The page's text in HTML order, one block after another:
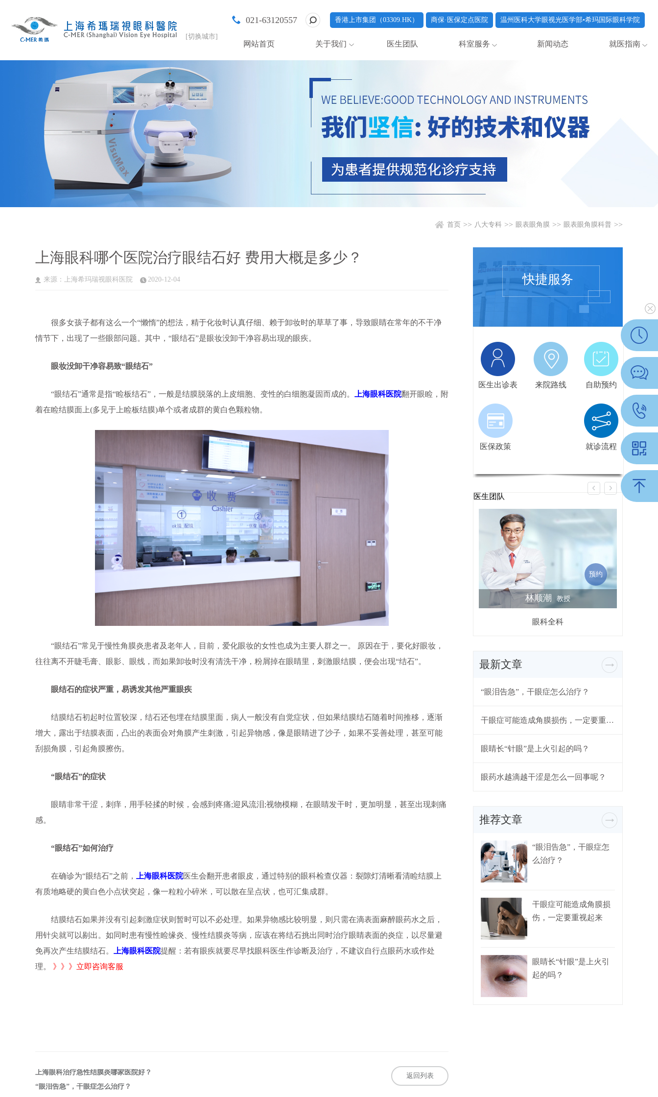
[切换城市]
021-63120557 香港上市集团（03309.HK） 商保·医保定点医院 温州医科大学眼视光医学部•希玛国际眼科学院
网站首页 关于我们 医生团队 科室服务 新闻动态 就医指南
首页 >> 八大专科 >> 眼表眼角膜 >> 眼表眼角膜科普 >>
上海眼科哪个医院治疗眼结石好 费用大概是多少？
来源：上海希玛瑞视眼科医院 2020-12-04
很多女孩子都有这么一个“懒惰”的想法，精于化妆时认真仔细、赖于卸妆时的草草了事，导致眼睛在常年的不干净
情节下，出现了一些眼部问题。其中，“眼结石”是眼妆没卸干净容易出现的眼疾。
眼妆没卸干净容易致“眼结石”
“眼结石”通常是指“睑板结石”，一般是结膜脱落的上皮细胞、变性的白细胞凝固而成的。 上海眼科医院翻开眼睑，附
着在睑结膜面上(多见于上睑板结膜)单个或者成群的黄白色颗粒物。
“眼结石”常见于慢性角膜炎患者及老年人，目前，爱化眼妆的女性也成为主要人群之一。 原因在于，要化好眼妆，
往往离不开睫毛膏、眼影、眼线，而如果卸妆时没有清洗干净，粉屑掉在眼睛里，刺激眼结膜，便会出现“结石”。
眼结石的症状严重，易诱发其他严重眼疾
结膜结石初起时位置较深，结石还包埋在结膜里面，病人一般没有自觉症状，但如果结膜结石随着时间推移，逐渐
增大，露出于结膜表面，凸出的表面会对角膜产生刺激，引起异物感，像是眼睛进了沙子，如果不妥善处理，甚至可能
刮损角膜，引起角膜擦伤。
“眼结石”的症状
眼睛非常干涩，刺痒，用手轻揉的时候，会感到疼痛;迎风流泪;视物模糊，在眼睛发干时，更加明显，甚至出现刺痛
感。
“眼结石”如何治疗
在确诊为“眼结石”之前， 上海眼科医院医生会翻开患者眼皮，通过特别的眼科检查仪器：裂隙灯清晰看清睑结膜上
有质地略硬的黄白色小点状突起，像一粒粒小碎米，可以散在呈点状，也可汇集成群。
结膜结石如果并没有引起刺激症状则暂时可以不必处理。如果异物感比较明显，则只需在滴表面麻醉眼药水之后，
用针尖就可以剔出。如同时患有慢性睑缘炎、慢性结膜炎等病，应该在将结石挑出同时治疗眼睛表面的炎症，以尽量避
免再次产生结膜结石。
上海眼科医院提醒：若有眼疾就要尽早找眼科医生作诊断及治疗，不建议自行点眼药水或作处
理。 》》》立即咨询客服
上海眼科治疗急性结膜炎哪家医院好？
“眼泪告急”，干眼症怎么治疗？
返回列表
快捷服务
医生出诊表 来院路线 自助预约
医保政策 就诊流程
医生团队
林顺潮 教授
预约
眼科全科
最新文章
“眼泪告急”，干眼症怎么治疗？
干眼症可能造成角膜损伤，一定要重视起来
眼睛长“针眼”是上火引起的吗？
眼药水越滴越干涩是怎么一回事呢？
推荐文章
“眼泪告急”，干眼症怎
么治疗？
干眼症可能造成角膜损
伤，一定要重视起来
眼睛长“针眼”是上火引
起的吗？